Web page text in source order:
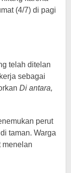
(4/7) di pagi
telah ditelan
sebagai
Di antara,
perut
taman. Warga
menelan